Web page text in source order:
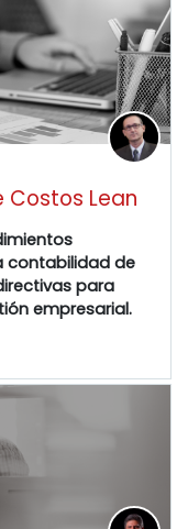
Lean
contabilidad de
para
empresarial.